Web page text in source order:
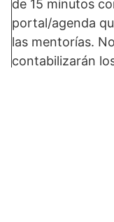
de 15 minutos
portal/agenda
las mentorías.
contabilizarán